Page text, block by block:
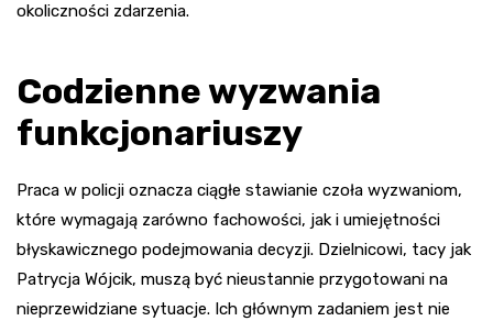
okoliczności zdarzenia.
Codzienne wyzwania
funkcjonariuszy
Praca w policji oznacza ciągłe stawianie czoła wyzwaniom,
które wymagają zarówno fachowości, jak i umiejętności
błyskawicznego podejmowania decyzji. Dzielnicowi, tacy jak
Patrycja Wójcik, muszą być nieustannie przygotowani na
nieprzewidziane sytuacje. Ich głównym zadaniem jest nie